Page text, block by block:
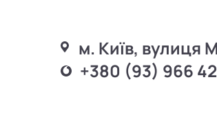
м. Київ, вулиця
+380 (93) 966